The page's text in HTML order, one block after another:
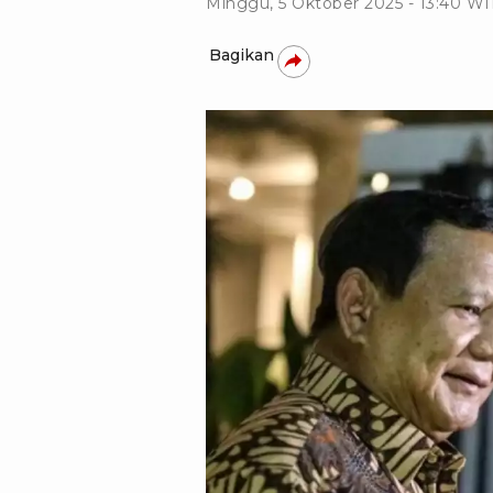
Bagikan
Asprilla Dwi Adha-Antara